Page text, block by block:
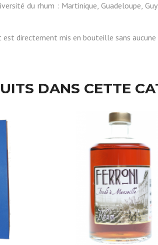
du rhum : Martinique, Guadeloupe,
directement mis en bouteille sans
DANS CETTE